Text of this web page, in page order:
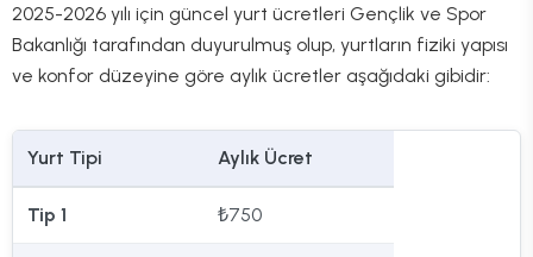
2025-2026 yılı için güncel yurt ücretleri Gençlik ve Spor
Bakanlığı tarafından duyurulmuş olup, yurtların fiziki yapısı
ve konfor düzeyine göre aylık ücretler aşağıdaki gibidir:
Yurt Tipi Aylık Ücret
Tip 1 ₺750